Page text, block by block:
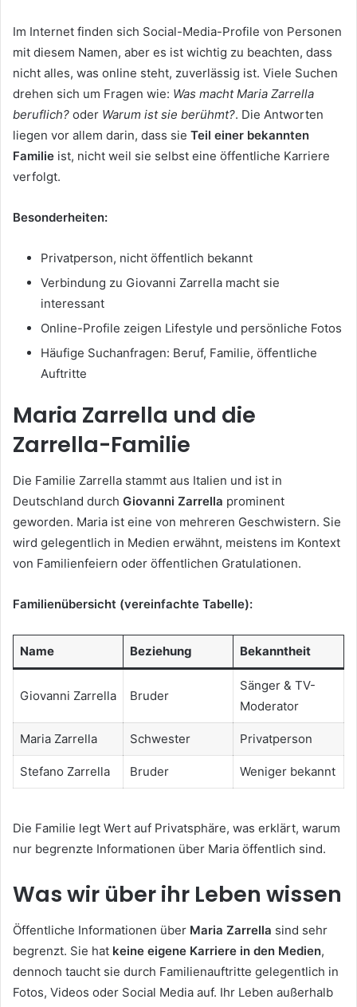
Im Internet finden sich Social-Media-Profile von Personen
mit diesem Namen, aber es ist wichtig zu beachten, dass
nicht alles, was online steht, zuverlässig ist. Viele Suchen
drehen sich um Fragen wie: Was macht Maria Zarrella
beruflich? oder Warum ist sie berühmt?. Die Antworten
liegen vor allem darin, dass sie Teil einer bekannten
Familie ist, nicht weil sie selbst eine öffentliche Karriere
verfolgt.
Besonderheiten:
Privatperson, nicht öffentlich bekannt
Verbindung zu Giovanni Zarrella macht sie
interessant
Online-Profile zeigen Lifestyle und persönliche Fotos
Häufige Suchanfragen: Beruf, Familie, öffentliche
Auftritte
Maria Zarrella und die
Zarrella-Familie
Die Familie Zarrella stammt aus Italien und ist in
Deutschland durch Giovanni Zarrella prominent
geworden. Maria ist eine von mehreren Geschwistern. Sie
wird gelegentlich in Medien erwähnt, meistens im Kontext
von Familienfeiern oder öffentlichen Gratulationen.
Familienübersicht (vereinfachte Tabelle):
Name Beziehung Bekanntheit
Giovanni Zarrella Bruder
Sänger & TV-
Moderator
Maria Zarrella Schwester Privatperson
Stefano Zarrella Bruder Weniger bekannt
Die Familie legt Wert auf Privatsphäre, was erklärt, warum
nur begrenzte Informationen über Maria öffentlich sind.
Was wir über ihr Leben wissen
Öffentliche Informationen über Maria Zarrella sind sehr
begrenzt. Sie hat keine eigene Karriere in den Medien,
dennoch taucht sie durch Familienauftritte gelegentlich in
Fotos, Videos oder Social Media auf. Ihr Leben außerhalb